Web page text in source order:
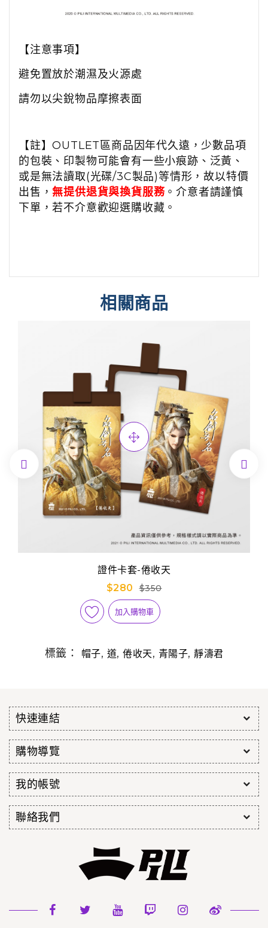
【注意事項】
避免置放於潮濕及火源處
請勿以尖銳物品摩擦表面
【註】OUTLET區商品因年代久遠，少數品項
的包裝、印製物可能會有一些小痕跡、泛黃、
或是無法讀取(光碟/3C製品)等情形，故以特價
出售，無提供退貨與換貨服務。介意者請謹慎
下單，若不介意歡迎選購收藏。
相關商品
證件卡套-倦收天
$280
$350
加入購物車
 
標籤： 帽子, 道, 倦收天, 青陽子, 靜濤君
快速連結
購物導覽
我的帳號
聯絡我們